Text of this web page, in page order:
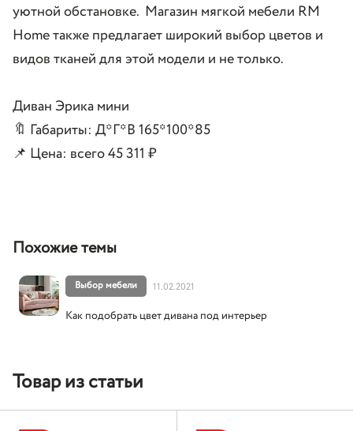
уютной обстановке. Магазин мягкой мебели RM
Home также предлагает широкий выбор цветов и
видов тканей для этой модели и не только.
ДиванЭрика мини
🔖 Габариты: Д*Г*В 165*100*85
📌 Цена: всего 45 311 ₽
Похожие темы
Выбор мебели 11.02.2021
Как подобрать цвет дивана под интерьер
Товар из статьи